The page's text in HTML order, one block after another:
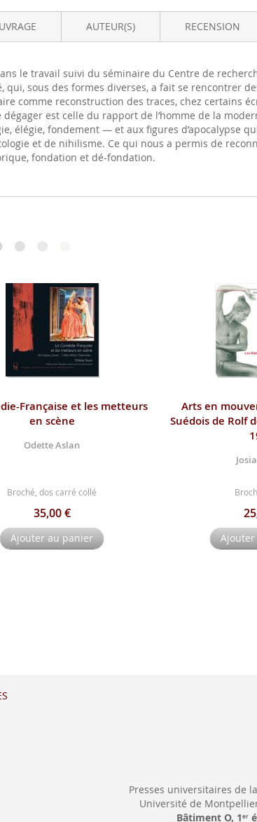
le travail suivi du séminaire du Centre de
sous des formes diverses, a fait se rencontrer
comme reconstruction des traces, chez certains
est celle du rapport de l’homme de la
élégie, fondement — et aux figures d’apocalypse
et de nihilisme. Ce qui nous a permis de
fondation et dé-fondation.
AUTEUR(S) RECENSION
Française et les metteurs
en scène
Odette Aslan
Broché, dos carré collé
35,00 €
Ajouter au panier
Arts en
Suédois de Rolf
Presses universitaires de
Université de
Bâtiment O, 1 er